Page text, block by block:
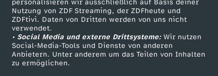
personalisieren wir ausschließlich auf Basis deiner
Nutzung von ZDF Streaming, der ZDFheute und
ZDFtivi. Daten von Dritten werden von uns nicht
verwendet.
• Social Media und externe Drittsysteme:Wir nutzen
Social-Media-Tools und Dienste von anderen
Anbietern. Unter anderem um das Teilen von Inhalten
zu ermöglichen.
z
u
h
ZDF Unternehmen
Karriere